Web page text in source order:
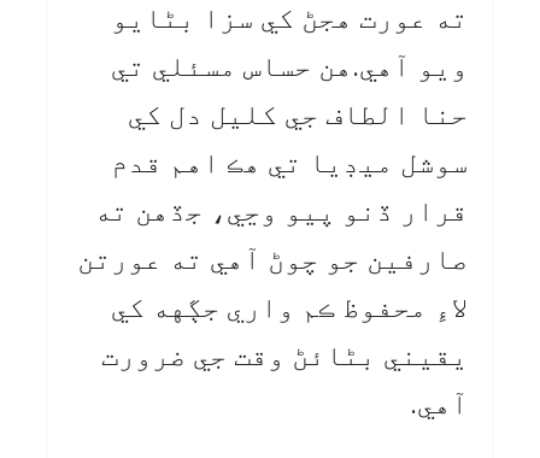
ته عورت هجڻ کي سزا بڻايو
ويو آهي.هن حساس مسئلي تي
حنا الطاف جي کليل دل کي
سوشل ميڊيا تي هڪ اهم قدم
قرار ڏنو پيو وڃي، جڏهن ته
صارفين جو چوڻ آهي ته عورتن
لاءِ محفوظ ڪم واري جڳهه کي
يقيني بڻائڻ وقت جي ضرورت
آهي.